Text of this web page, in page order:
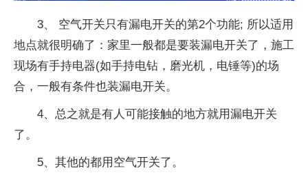
3、 空气开关只有漏电开关的第2个功能; 所以适用
地点就很明确了：家里一般都是要装漏电开关了，施工
现场有手持电器(如手持电钻，磨光机，电锤等)的场
合，一般有条件也装漏电开关。
4、总之就是有人可能接触的地方就用漏电开关
了。
5、其他的都用空气开关了。